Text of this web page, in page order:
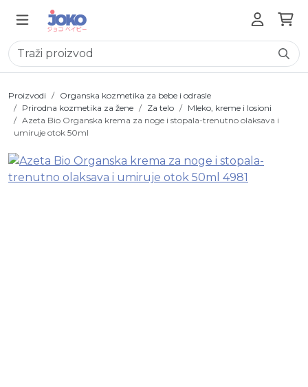
Proizvodi
Organska kozmetika za bebe i odrasle
Prirodna kozmetika za žene
Za telo
Mleko, kreme i losioni
Azeta Bio Organska krema za noge i stopala-trenutno olaksava i
umiruje otok 50ml